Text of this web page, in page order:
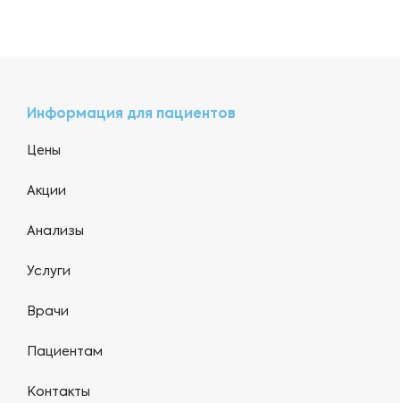
Информация для пациентов
Цены
Акции
Анализы
Услуги
Врачи
Пациентам
Контакты